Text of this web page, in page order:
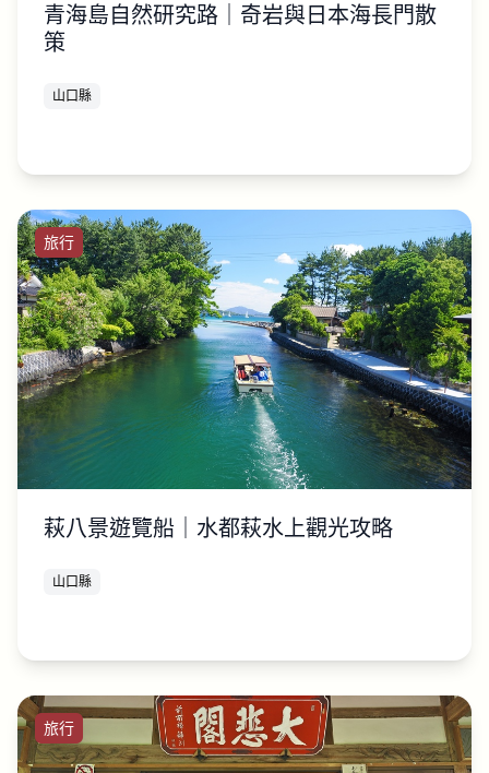
青海島自然研究路｜奇岩與日本海長門散
策
山口縣
旅行
萩八景遊覽船｜水都萩水上觀光攻略
山口縣
旅行